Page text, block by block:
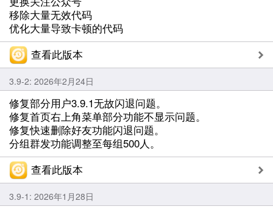
移除大量无效代码
优化大量导致卡顿的代码
查看此版本
3.9-2: 2026年2月24日
修复部分用户3.9.1无故闪退问题。
修复首页右上角菜单部分功能不显示问题。
修复快速删除好友功能闪退问题。
分组群发功能调整至每组500人。
查看此版本
3.9-1: 2026年1月28日